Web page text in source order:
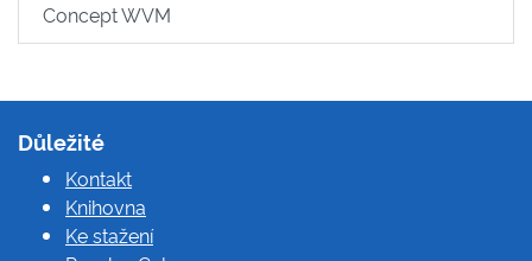
Concept WVM
Důležité
Kontakt
Knihovna
Ke stažení